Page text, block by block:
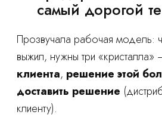
самый дорогой
Прозвучала рабочая модель:
выжил, нужны три «кристалла»
клиента, решение этой
доставить решение
клиенту).